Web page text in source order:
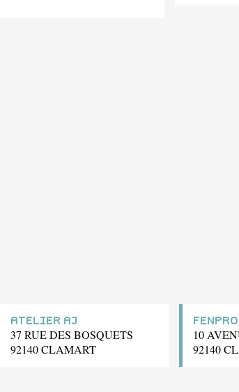
ATELIER AJ
37 RUE DES BOSQUETS
92140 CLAMART
10
92140